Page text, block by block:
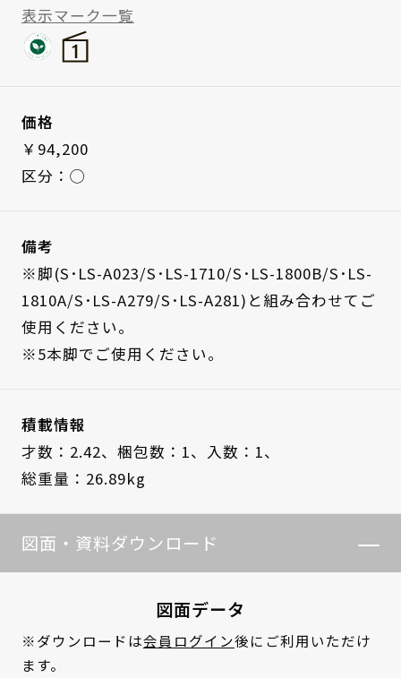
表示マーク一覧
価格
￥94,200
区分：◯
備考
※脚(S･LS-A023/S･LS-1710/S･LS-1800B/S･LS-
1810A/S･LS-A279/S･LS-A281)と組み合わせてご
使用ください。
※5本脚でご使用ください。
積載情報
才数：2.42、 梱包数：1、
入数：1、
総重量：26.89kg
図面・資料ダウンロード
図面データ
※ダウンロードは会員ログイン後にご利用いただけ
ます。